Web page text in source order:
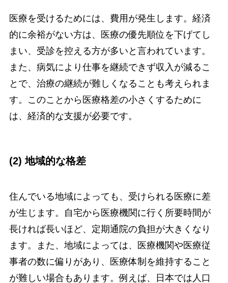
医療を受けるためには、費用が発生します。経済
的に余裕がない方は、医療の優先順位を下げてし
まい、受診を控える方が多いと言われています。
また、病気により仕事を継続できず収入が減るこ
とで、治療の継続が難しくなることも考えられま
す。このことから医療格差の小さくするために
は、経済的な支援が必要です。
(2) 地域的な格差
住んでいる地域によっても、受けられる医療に差
が生じます。自宅から医療機関に行く所要時間が
長ければ長いほど、定期通院の負担が大きくなり
ます。また、地域によっては、医療機関や医療従
事者の数に偏りがあり、医療体制を維持すること
が難しい場合もあります。例えば、日本では人口